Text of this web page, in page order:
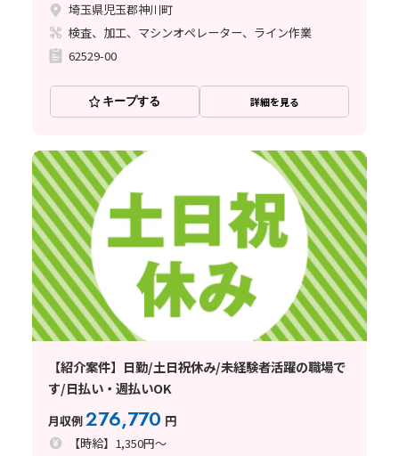
埼玉県児玉郡神川町
検査、加工、マシンオペレーター、ライン作業
62529-00
キープする 詳細を見る
【紹介案件】日勤/土日祝休み/未経験者活躍の職場で
す/日払い・週払いOK
月収例276,770 円
【時給】1,350円～